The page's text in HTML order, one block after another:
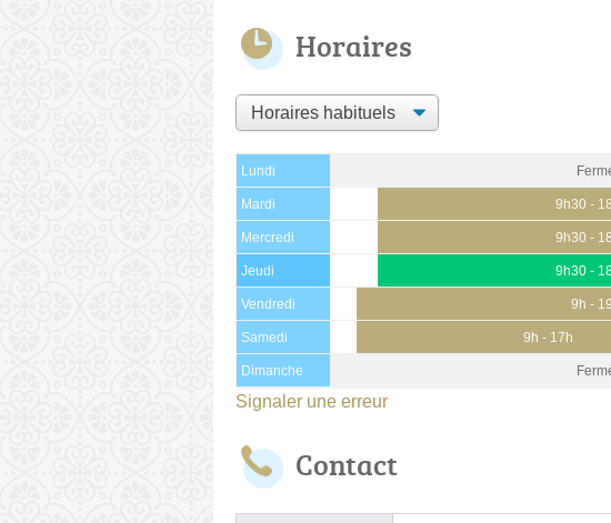
Horaires
Lundi
Mardi 9h30 -
Mercredi 9h30 -
Jeudi 9h30 -
Vendredi 9h -
Samedi 9h - 17h
Dimanche
Signaler une erreur
Contact